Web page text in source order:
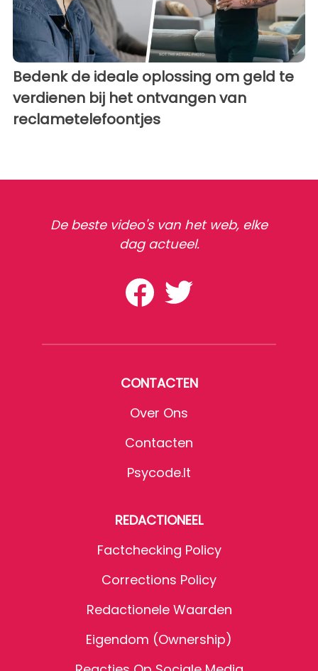
Bedenk de ideale oplossing om geld te
verdienen bij het ontvangen van
reclametelefoontjes
De beste video's van het web, elke
dag actueel.
CONTACTEN
Over Ons
Contacten
Psycode.it
REDACTIONEEL
Factchecking Policy
Corrections Policy
Redactionele Waarden
Eigendom (Ownership)